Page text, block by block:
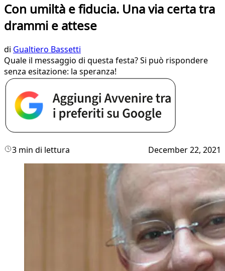
Con umiltà e fiducia. Una via certa tra
drammi e attese
di Gualtiero Bassetti
Quale il messaggio di questa festa? Si può rispondere
senza esitazione: la speranza!
3 min di lettura December 22, 2021